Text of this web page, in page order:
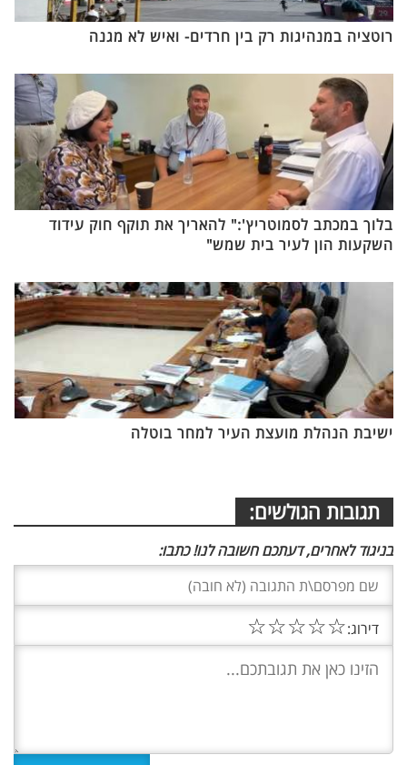
רוטציה במנהיגות רק בין חרדים- ואיש לא מגנה
בלוך במכתב לסמוטריץ':" להאריך את תוקף חוק עידוד
השקעות הון לעיר בית שמש"
ישיבת הנהלת מועצת העיר למחר בוטלה
תגובות הגולשים:
בניגוד לאחרים, דעתכם חשובה לנו! כתבו:
דירוג:☆
☆
☆
☆
☆